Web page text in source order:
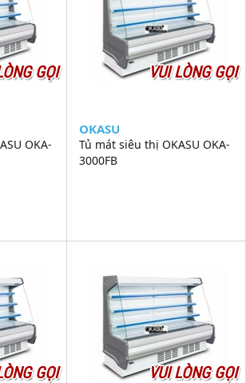
GỌI
OKA-
VUI LÒNG GỌI
OKASU
Tủ mát siêu thị OKASU OKA-
3000FB
GỌI VUI LÒNG GỌI